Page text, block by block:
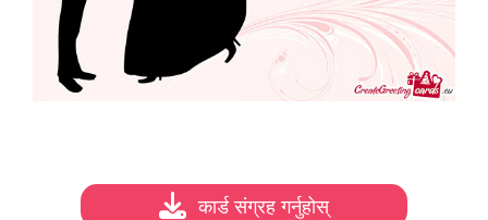
कार्ड संग्रह गर्नुहोस्